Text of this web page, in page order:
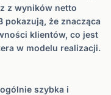
z wyników netto
pokazują, że znacząca
klientów, co jest
w modelu realizacji.
szybka i